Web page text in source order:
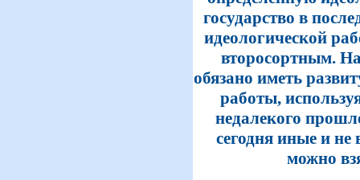
государство в
идеологической
второсортным.
обязано иметь
работы,
недалекого
сегодня иные и не
можно